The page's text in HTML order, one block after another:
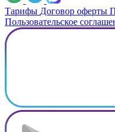
Тарифы Договор оферты
Пользовательское